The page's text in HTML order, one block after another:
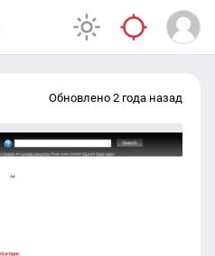
Обновлено 2 года назад